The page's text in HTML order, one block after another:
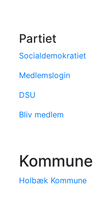
Partiet
Socialdemokratiet
Medlemslogin
DSU
Bliv medlem
Kommune
Holbæk Kommune